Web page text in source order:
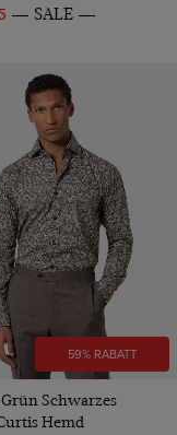
SALE
59% RABATT
Schwarzes
Hemd